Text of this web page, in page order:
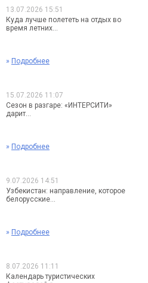
13.07.2026 15:51
Куда лучше полететь на отдых во
время летних...
» Подробнее
15.07.2026 11:07
Сезон в разгаре: «ИНТЕРСИТИ»
дарит...
» Подробнее
9.07.2026 14:51
Узбекистан: направление, которое
белорусские...
» Подробнее
8.07.2026 11:11
Календарь туристических